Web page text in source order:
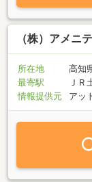
（株）アメ
所在地
高知
最寄駅
Ｊ
情報提供元
アッ